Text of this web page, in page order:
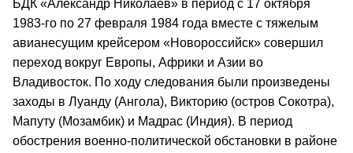
БДК «Александр Николаев» в период с 17 октября
1983-го по 27 февраля 1984 года вместе с тяжелым
авианесущим крейсером «Новороссийск» совершил
переход вокруг Европы, Африки и Азии во
Владивосток. По ходу следования были произведены
заходы в Луанду (Ангола), Викторию (остров Сокотра),
Мапуту (Мозамбик) и Мадрас (Индия). В период
обострения военно-политической обстановки в районе